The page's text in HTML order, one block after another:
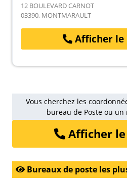
12 BOULEVARD CARNOT
03390, MONTMARAULT
Afficher le
Vous cherchez les
bureau de Poste ou un
Afficher
Bureaux de poste les